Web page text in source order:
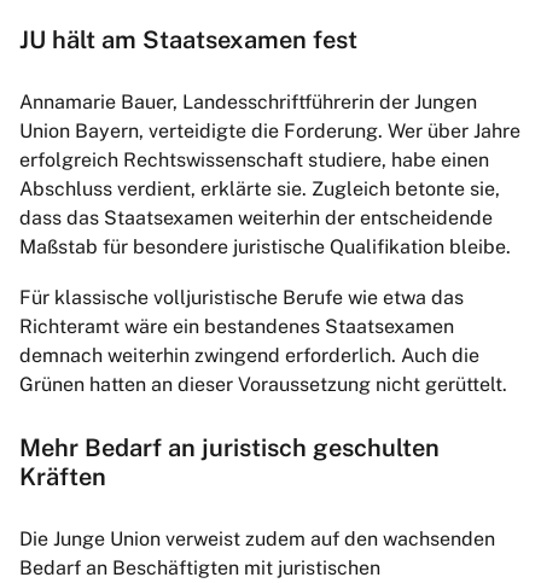
JU hält am Staatsexamen fest
Annamarie Bauer, Landesschriftführerin der Jungen
Union Bayern, verteidigte die Forderung. Wer über Jahre
erfolgreich Rechtswissenschaft studiere, habe einen
Abschluss verdient, erklärte sie. Zugleich betonte sie,
dass das Staatsexamen weiterhin der entscheidende
Maßstab für besondere juristische Qualifikation bleibe.
Für klassische volljuristische Berufe wie etwa das
Richteramt wäre ein bestandenes Staatsexamen
demnach weiterhin zwingend erforderlich. Auch die
Grünen hatten an dieser Voraussetzung nicht gerüttelt.
Mehr Bedarf an juristisch geschulten
Kräften
Die Junge Union verweist zudem auf den wachsenden
Bedarf an Beschäftigten mit juristischen